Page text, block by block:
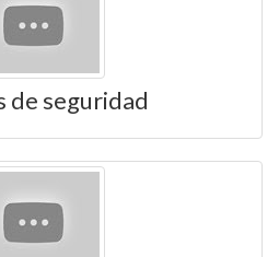
de seguridad